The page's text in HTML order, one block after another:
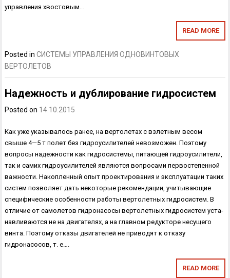
управления хвостовым…
READ MORE
Posted inСИСТЕМЫ УПРАВЛЕНИЯ ОДНОВИНТОВЫХ
ВЕРТОЛЕТОВ
Надежность и дублирование гидросистем
Posted on 14.10.2015
Как уже указывалось ранее, на вертолетах с взлетным весом
свыше 4—5 т полет без гидроусилителей невозможен. Поэтому
вопросы надеж­ности как гидросистемы, питающей гидроусилители,
так и самих гидро­усилителей являются вопросами первостепенной
важности. Накопленный опыт проектирования и эксплуатации таких
систем позволяет дать некоторые рекомендации, учитывающие
специфические особенности работы вертолетных гидросистем. В
отличие от самолетов гидронасосы вертолетных гидросистем уста­
навливаются не на двигателях, а на главном редукторе несущего
винта. Поэтому отказы двигателей не приводят к отказу
гидронасосов, т. е….
READ MORE